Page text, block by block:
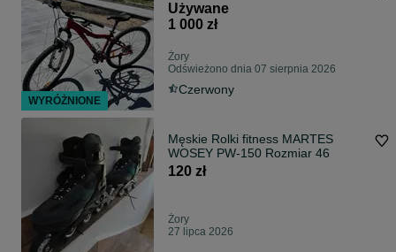
Używane
1 000 zł
Żory
Odświeżono dnia 07 sierpnia 2026
Czerwony
Męskie Rolki fitness MARTES
WOSEY PW-150 Rozmiar 46
120 zł
Żory
27 lipca 2026
WYRÓŻNIONE